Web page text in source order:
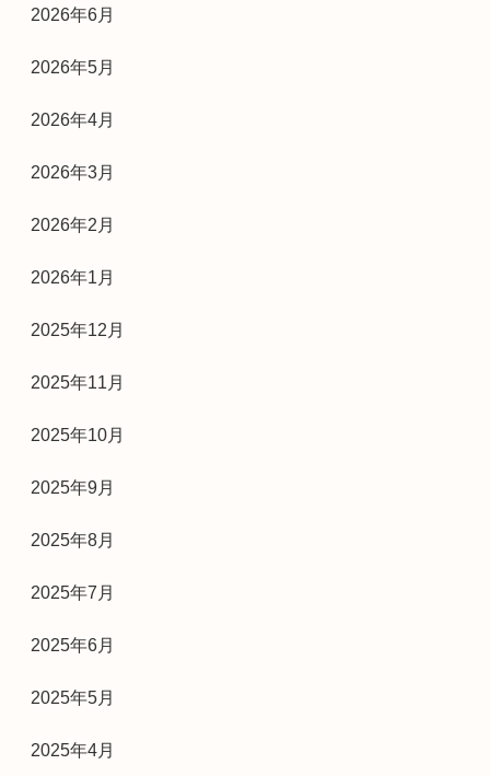
2026年6月
2026年5月
2026年4月
2026年3月
2026年2月
2026年1月
2025年12月
2025年11月
2025年10月
2025年9月
2025年8月
2025年7月
2025年6月
2025年5月
2025年4月